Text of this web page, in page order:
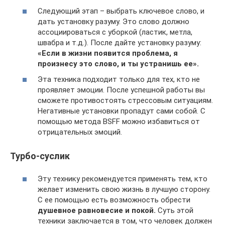
Следующий этап – выбрать ключевое слово, и
дать установку разуму. Это слово должно
ассоциироваться с уборкой (ластик, метла,
швабра и т.д.). После дайте установку разуму:
«Если в жизни появится проблема, я
произнесу это слово, и ты устранишь ее».
Эта техника подходит только для тех, кто не
проявляет эмоции. После успешной работы вы
сможете противостоять стрессовым ситуациям.
Негативные установки пропадут сами собой. С
помощью метода BSFF можно избавиться от
отрицательных эмоций.
Турбо-суслик
Эту технику рекомендуется применять тем, кто
желает изменить свою жизнь в лучшую сторону.
С ее помощью есть возможность обрести
душевное равновесие и покой. Суть этой
техники заключается в том, что человек должен